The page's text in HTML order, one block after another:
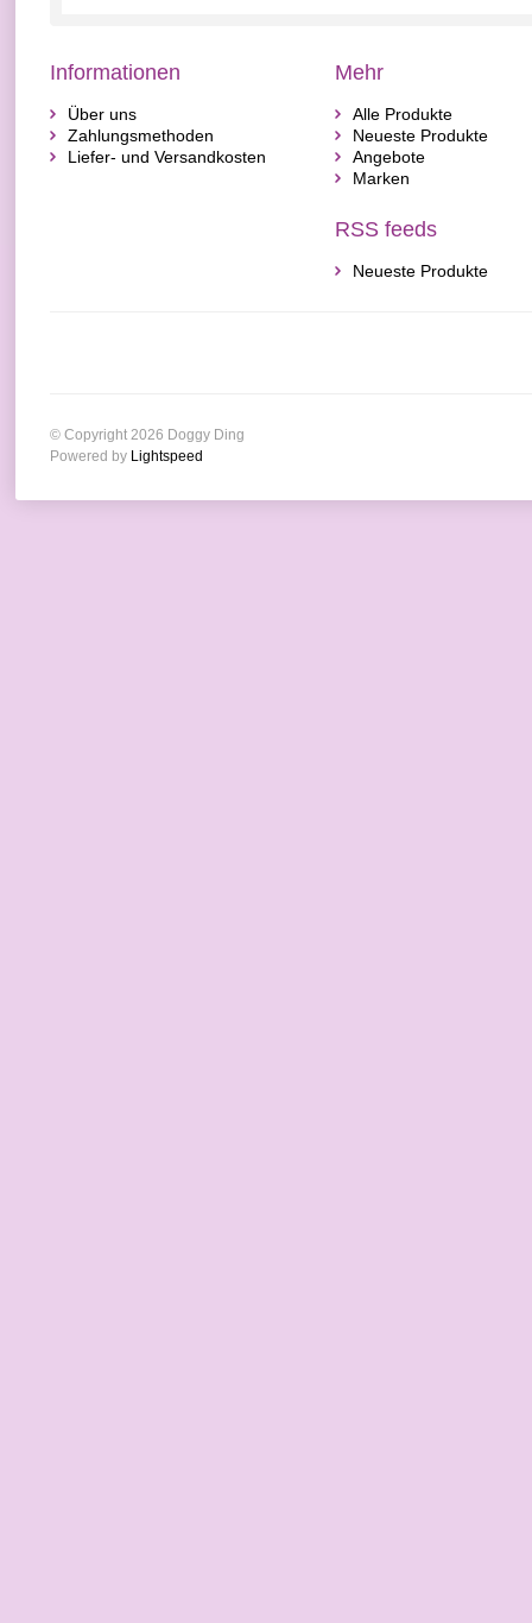
Informationen
Über uns
Zahlungsmethoden
Liefer- und Versandkosten
Mehr
Alle Produkte
Neueste Produkte
Angebote
Marken
RSS feeds
Neueste Produkte
© Copyright 2026 Doggy Ding
Powered by Lightspeed